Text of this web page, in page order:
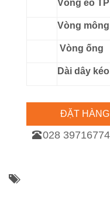
Vòng eo TP
Vòng mông
Vòng ống
Dài dây kéo
ĐẶT HÀNG
028 39716774